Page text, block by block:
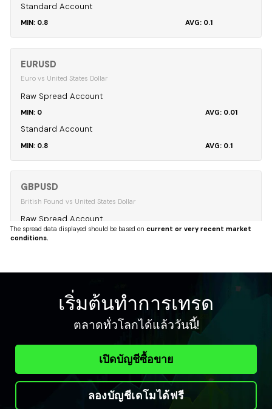
0.8 0.1
Standard Account
EURUSD
Euro vs United States Dollar
0 0.01
0.8 0.1
Raw Spread Account
Standard Account
GBPUSD
British Pound vs United States Dollar
0
Raw Spread Account
United States Dollar vs Canadian Dollar
Standard Account
The spread data displayed should be based oncurrent or very recent market
conditions.
เริ่มต้นทำการเทรด
ตลาดทั่วโลกได้แล้ววันนี้!
เปิดบัญชีซื้อขาย
ลองบัญชีเดโมได้ฟรี